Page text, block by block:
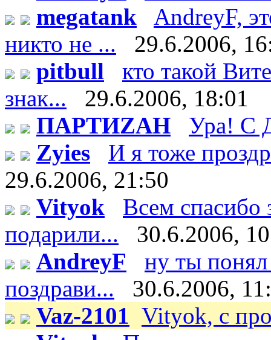
megatank
AndreyF,
никто не ...
29.6.2006,
pitbull
кто такой
знак...
29.6.2006, 18:01
ПАРТИZАН
Ура! С
Zyies
И я тоже
29.6.2006, 21:50
Vityok
Всем спасибо
подарили...
30.6.2006,
AndreyF
ну ты понял
поздрави...
30.6.2006,
Vaz-2101 Vityok, с